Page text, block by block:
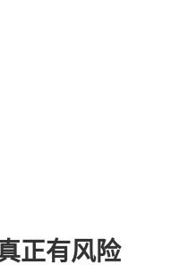
正有风险